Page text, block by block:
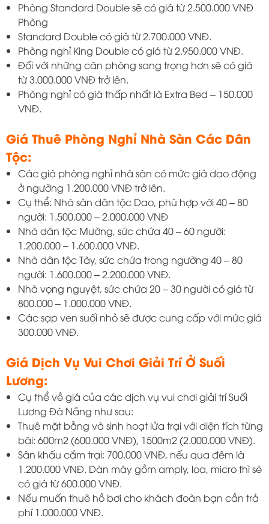
Phòng Standard Double sẽ có giá từ 2.500.000 VNĐ
Phòng
Standard Double có giá từ 2.700.000 VNĐ.
Phòng nghỉ King Double có giá từ 2.950.000 VNĐ.
Đối với những căn phòng sang trọng hơn sẽ có giá
từ 3.000.000 VNĐ trở lên.
Phòng nghỉ có giá thấp nhất là Extra Bed – 150.000
VNĐ.
Giá Thuê Phòng Nghỉ Nhà Sàn Các Dân
Tộc:
Các giá phòng nghỉ nhà sàn có mức giá dao động
ở ngưỡng 1.200.000 VNĐ trở lên.
Cụ thể: Nhà sàn dân tộc Dao, phù hợp với 40 – 80
người: 1.500.000 – 2.000.000 VNĐ
Nhà dân tộc Mường, sức chứa 40 – 60 người:
1.200.000 – 1.600.000 VNĐ.
Nhà dân tộc Tày, sức chứa trong ngưỡng 40 – 80
người: 1.600.000 – 2.200.000 VNĐ.
Nhà vọng nguyệt, sức chứa 20 – 30 người có giá từ
800.000 – 1.000.000 VNĐ.
Các sạp ven suối nhỏ sẽ được cung cấp với mức giá
300.000 VNĐ.
Giá Dịch Vụ Vui Chơi Giải Trí Ở Suối
Lương:
Cụ thể về giá của các dịch vụ vui chơi giải trí Suối
Lương Đà Nẵng như sau:
Thuê mặt bằng và sinh hoạt lửa trại với diện tích từng
bãi: 600m2 (600.000 VNĐ), 1500m2 (2.000.000 VNĐ).
Sân khấu cắm trại: 700.000 VNĐ, nếu qua đêm là
1.200.000 VNĐ. Dàn máy gồm amply, loa, micro thì sẽ
có giá từ 600.000 VNĐ.
Nếu muốn thuê hồ bơi cho khách đoàn bạn cần trả
phí 1.000.000 VNĐ.